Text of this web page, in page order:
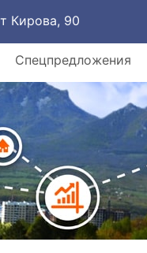
Кирова, 90
Спецпредложения